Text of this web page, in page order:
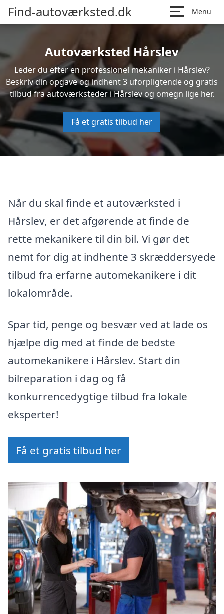
Find-autoværksted.dk Menu
Autoværksted Hårslev
Leder du efter en professionel mekaniker i Hårslev?
Beskriv din opgave og indhent 3 uforpligtende og gratis
tilbud fra autoværksteder i Hårslev og omegn lige her.
Få et gratis tilbud her
Når du skal finde et autoværksted i
Hårslev, er det afgørende at finde de
rette mekanikere til din bil. Vi gør det
nemt for dig at indhente 3 skræddersyede
tilbud fra erfarne automekanikere i dit
lokalområde.
Spar tid, penge og besvær ved at lade os
hjælpe dig med at finde de bedste
automekanikere i Hårslev. Start din
bilreparation i dag og få
konkurrencedygtige tilbud fra lokale
eksperter!
Få et gratis tilbud her